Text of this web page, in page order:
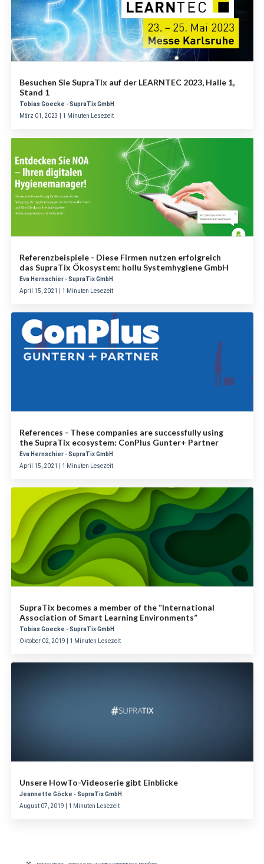
Besuchen Sie SupraTix auf der LEARNTEC 2023, Halle 1,
Stand 1
Tobias Goecke - SupraTix GmbH
März 01, 2023 | 1 Minuten Lesezeit
Referenzbeispiele - Diese Firmen nutzen erfolgreich
das SupraTix Ökosystem: hollu Systemhygiene GmbH
Eva Hernschier - SupraTix GmbH
April 15, 2021 | 1 Minuten Lesezeit
References - These companies are successfully using
the SupraTix ecosystem: ConPlus Gunter+ Partner
Eva Hernschier - SupraTix GmbH
April 15, 2021 | 1 Minuten Lesezeit
SupraTix becomes a member of the “International
Association of Smart Learning Environments”
Tobias Goecke - SupraTix GmbH
Oktober 02, 2019 | 1 Minuten Lesezeit
Unsere HowTo-Videoserie gibt Einblicke
Jeannette Göcke - SupraTix GmbH
August 07, 2019 | 1 Minuten Lesezeit